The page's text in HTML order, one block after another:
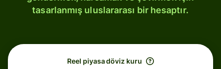
tasarlanmış uluslararası bir hesaptır.
Reel piyasa döviz kuru